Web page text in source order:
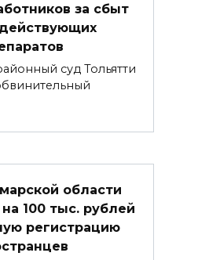
за сбыт
суд Тольятти
области
100 тыс. рублей
регистрацию